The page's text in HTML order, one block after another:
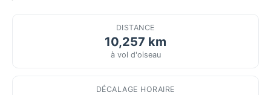
DISTANCE
10,257 km
à vol d'oiseau
DÉCALAGE HORAIRE